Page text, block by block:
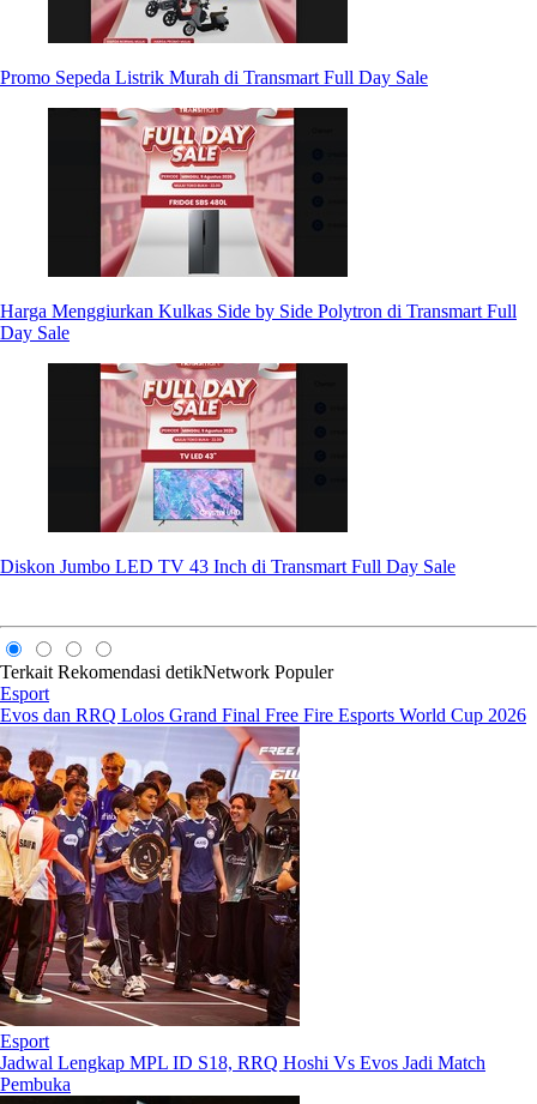
Promo Sepeda Listrik Murah di Transmart Full Day Sale
Harga Menggiurkan Kulkas Side by Side Polytron di Transmart Full
Day Sale
Diskon Jumbo LED TV 43 Inch di Transmart Full Day Sale
Terkait Rekomendasi detikNetwork Populer
Esport
Evos dan RRQ Lolos Grand Final Free Fire Esports World Cup 2026
Esport
Jadwal Lengkap MPL ID S18, RRQ Hoshi Vs Evos Jadi Match
Pembuka